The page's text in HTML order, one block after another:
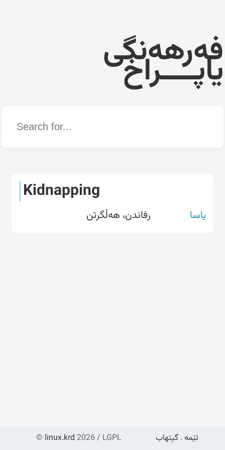
فەرهەنگی
یاپــــراخ
Word
Kidnapping
یاسا رفاندن، هەڵگرتن
© linux.krd 2026 / LGPL ئێمە . گیتهاب